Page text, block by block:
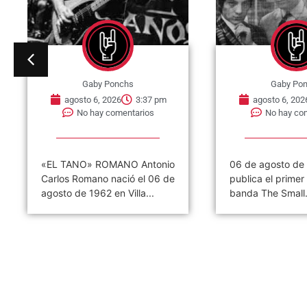
Gaby Ponchs
agosto 6, 2026
3:37 pm
No hay comentarios
«EL TANO» ROMANO Antonio
Carlos Romano nació el 06 de
agosto de 1962 en Villa...
Gaby
agosto 6,
No hay
06 de agosto de
publica el
banda The